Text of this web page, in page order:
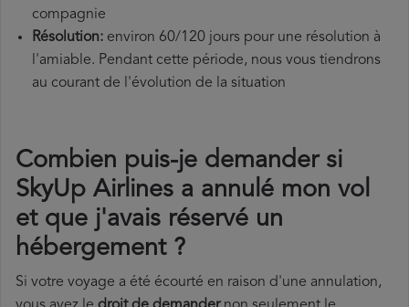
compagnie
Résolution: environ 60/120 jours pour une résolution à
l'amiable. Pendant cette période, nous vous tiendrons
au courant de l'évolution de la situation
Combien puis-je demander si
SkyUp Airlines a annulé mon vol
et que j'avais réservé un
hébergement ?
Si votre voyage a été écourté en raison d'une annulation,